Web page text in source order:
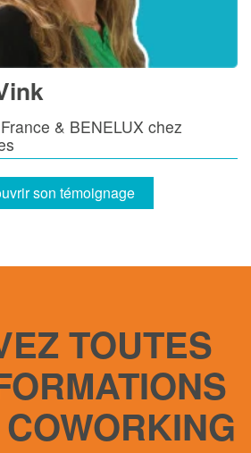
& BENELUX chez
son témoignage
TOUTES